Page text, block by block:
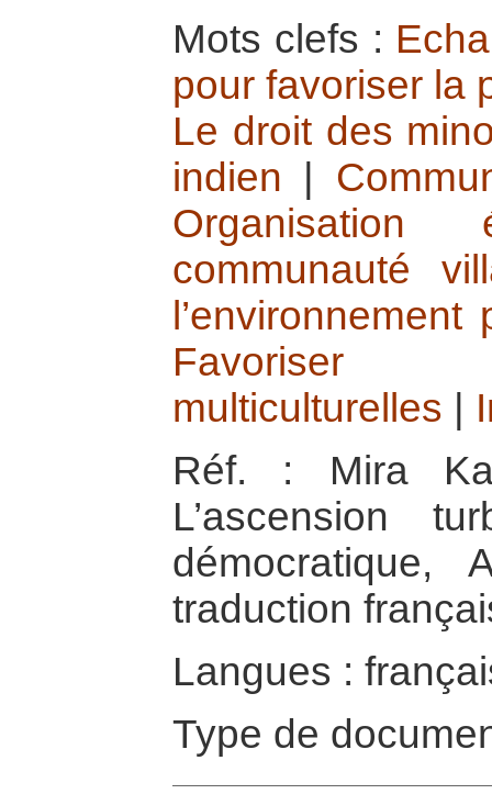
Mots clefs :
pour favoriser la
Le droit des
indien
Organisation
communauté
Favoriser
multiculturelles
Réf. : Mira
L’ascension
traduction
Langues :
Type de